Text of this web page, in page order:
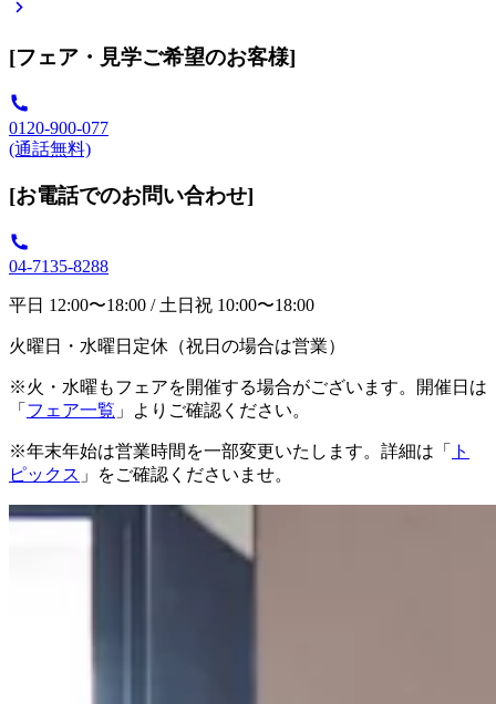
[フェア・見学ご希望のお客様]
0120-900-077
(通話無料)
[お電話でのお問い合わせ]
04-7135-8288
平日 12:00〜18:00 / 土日祝 10:00〜18:00
火曜日・水曜日定休（祝日の場合は営業）
※火・水曜もフェアを開催する場合がございます。開催日は
「 フェア一覧 」よりご確認ください。
※年末年始は営業時間を一部変更いたします。詳細は「
ト
ピックス 」をご確認くださいませ。